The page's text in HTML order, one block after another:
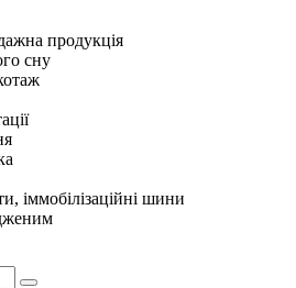
продукція
сну
іммобілізаційні шини